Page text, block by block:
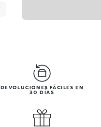
DEVOLUCIONES FÁCILES EN
30 DÍAS